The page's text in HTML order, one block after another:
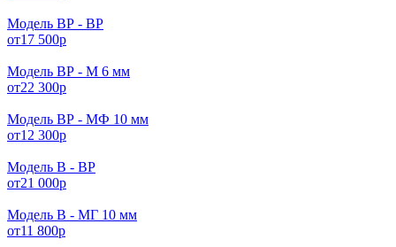
Модель ВР - ВР
от17 500р
Модель ВР - М 6 мм
от22 300р
Модель ВР - МФ 10 мм
от12 300р
Модель В - ВР
от21 000р
Модель В - МГ 10 мм
от11 800р